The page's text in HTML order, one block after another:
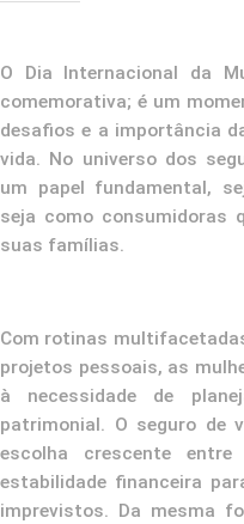
O Dia Internacional da
comemorativa; é um
desafios e a importância
vida. No universo dos
um papel fundamental,
seja como consumidoras
suas famílias.
Com rotinas
projetos pessoais, as
à necessidade de
patrimonial. O seguro de
escolha crescente
estabilidade financeira
imprevistos. Da mesma